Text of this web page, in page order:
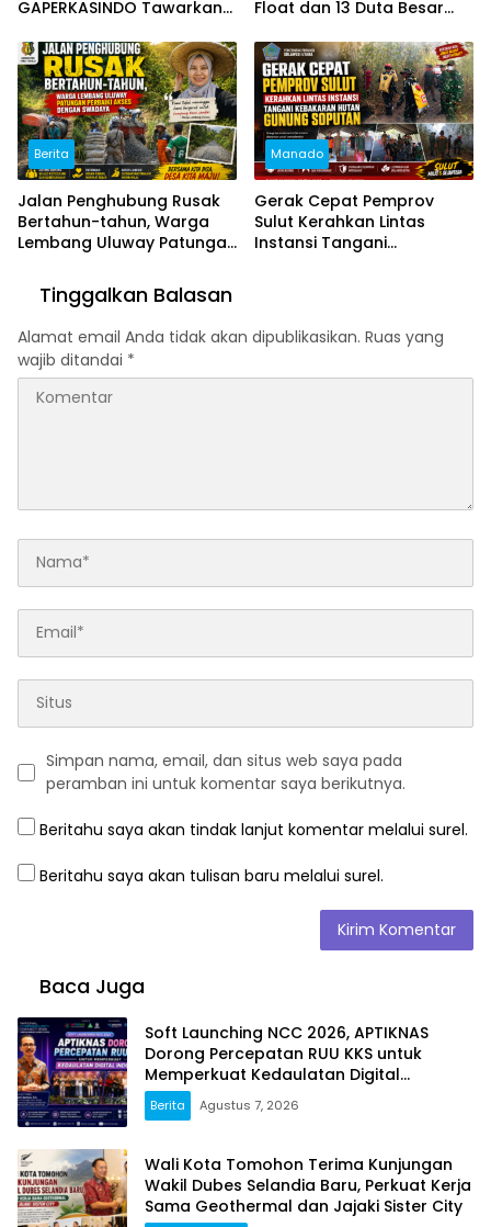
GAPERKASINDO Tawarkan
Pemerintah Daerah
Float dan 13 Duta Besar
Berita
Jalan Penghubung Rusak
Bertahun-tahun, Warga
Lembang Uluway Patungan
Swadaya
Manado
Gerak Cepat Pemprov
Sulut Kerahkan Lintas
Instansi Tangani
Tinggalkan Balasan
Alamat email Anda tidak akan dipublikasikan. Ruas yang
wajib ditandai *
Simpan nama, email, dan situs web saya pada
peramban ini untuk komentar saya berikutnya.
Beritahu saya akan tindak lanjut komentar melalui surel.
Beritahu saya akan tulisan baru melalui surel.
Baca Juga
Soft Launching NCC 2026, APTIKNAS
Dorong Percepatan RUU KKS untuk
Memperkuat Kedaulatan Digital
Indonesia
Berita Agustus 7, 2026
Wali Kota Tomohon Terima Kunjungan
Wakil Dubes Selandia Baru, Perkuat Kerja
Sama Geothermal dan Jajaki Sister City